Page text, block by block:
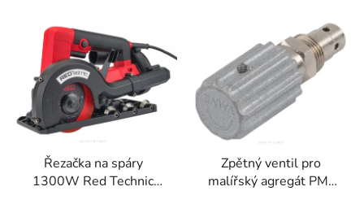
Řezačka na spáry
1300W Red Technic
Zpětný ventil pro
malířský agregát PM-